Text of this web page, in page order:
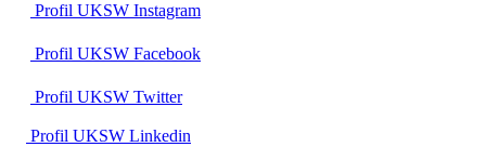
Profil UKSW Instagram
Profil UKSW Facebook
Profil UKSW Twitter
Profil UKSW Linkedin